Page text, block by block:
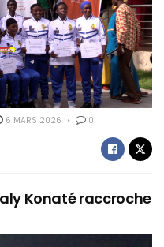
6 MARS 2026 0
Konaté raccroche